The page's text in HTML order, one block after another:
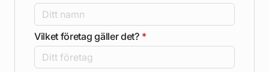
Vilket företag gäller det? *